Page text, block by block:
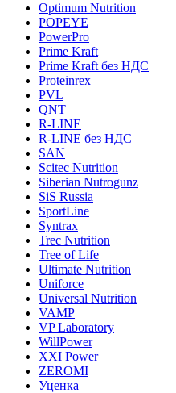
Optimum Nutrition
POPEYE
PowerPro
Prime Kraft
Prime Kraft без НДС
Proteinrex
PVL
QNT
R-LINE
R-LINE без НДС
SAN
Scitec Nutrition
Siberian Nutrogunz
SiS Russia
SportLine
Syntrax
Trec Nutrition
Tree of Life
Ultimate Nutrition
Uniforce
Universal Nutrition
VAMP
VP Laboratory
WillPower
XXI Power
ZEROMI
Уценка